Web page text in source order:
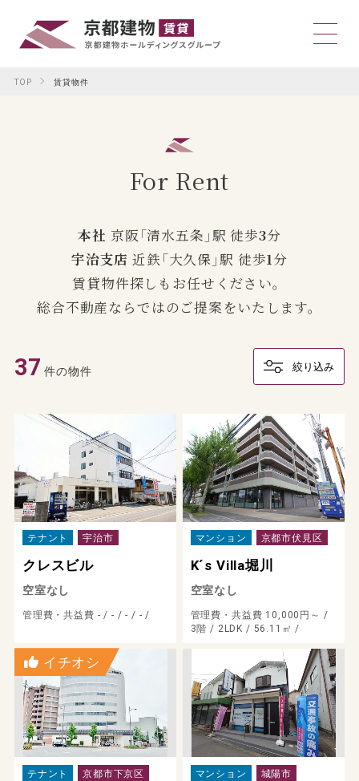
TOP 賃貸物件
For Rent
本社 京阪「清水五条」駅 徒歩3分
宇治支店 近鉄「大久保」駅 徒歩1分
賃貸物件探しもお任せください。
総合不動産ならではのご提案をいたします。
37 件の物件 絞り込み
テナント 宇治市
クレスビル
空室なし
管理費・共益費 - / - /- / - /
マンション 京都市伏見区
K´s Villa堀川
空室なし
管理費・共益費 10,000円～ /
3階 / 2LDK / 56.11㎡ /
イチオシ
テナント 京都市下京区 マンション 城陽市